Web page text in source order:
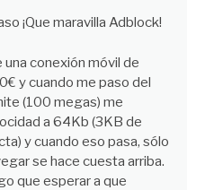
¡Que maravilla Adblock!
una conexión móvil de
y cuando me paso del
(100 megas) me
a 64Kb (3KB de
y cuando eso pasa, sólo
se hace cuesta arriba.
que esperar a que